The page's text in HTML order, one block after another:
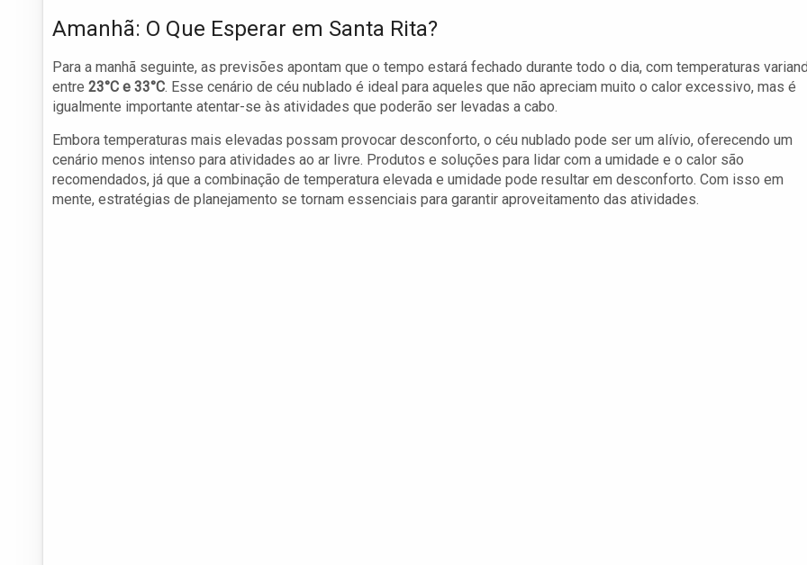
Amanhã: O Que Esperar em Santa Rita?
Para a manhã seguinte, as previsões apontam que o tempo estará fechado durante todo o dia, com temperaturas
entre 23°C e 33°C. Esse cenário de céu nublado é ideal para aqueles que não apreciam muito o calor excessivo, mas é
igualmente importante atentar-se às atividades que poderão ser levadas a cabo.
Embora temperaturas mais elevadas possam provocar desconforto, o céu nublado pode ser um alívio, oferecendo um
cenário menos intenso para atividades ao ar livre. Produtos e soluções para lidar com a umidade e o calor são
recomendados, já que a combinação de temperatura elevada e umidade pode resultar em desconforto. Com isso em
mente, estratégias de planejamento se tornam essenciais para garantir aproveitamento das atividades.